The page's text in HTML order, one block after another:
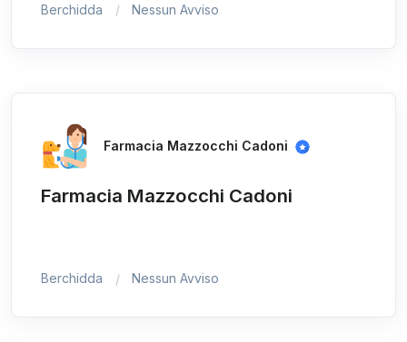
Berchidda Nessun Avviso
Farmacia Mazzocchi Cadoni
Farmacia Mazzocchi Cadoni
Berchidda Nessun Avviso